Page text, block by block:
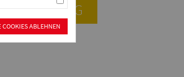
ANMELDUNG
COOKIES ABLEHNEN